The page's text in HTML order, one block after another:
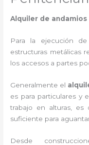
Alquiler de
Para la ejecución
estructuras metálicas
los accesos a partes
Generalmente el
es para particulares y
trabajo en alturas, es
suficiente para
Desde